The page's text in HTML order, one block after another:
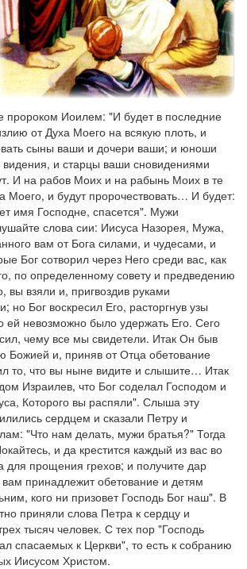
пророком Иоилем: "И будет в последние
от Духа Моего на всякую плоть, и
сыны ваши и дочери ваши; и юноши
видения, и старцы ваши сновидениями
И на рабов Моих и на рабынь Моих в те
Моего, и будут пророчествовать… И будет:
имя Господне, спасется". Мужи
слова сии: Иисуса Назорея, Мужа,
вам от Бога силами, и чудесами, и
Бог сотворил через Него среди вас, как
по определенному совету и предведению
вы взяли и, пригвоздив руками
но Бог воскресил Его, расторгнув узы
ей невозможно было удержать Его. Сего
чему все мы свидетели. Итак Он быв
Божией и, приняв от Отца обетование
то, что вы ныне видите и слышите… Итак
Израилев, что Бог соделал Господом и
Которого вы распяли". Слыша эту
сердцем и сказали Петру и
"Что нам делать, мужи братья?" Тогда
и да крестится каждый из вас во
для прощения грехов; и получите дар
принадлежит обетование и детям
кого ни призовет Господь Бог наш". В
приняли слова Петра к сердцу и
тысяч человек. С тех пор "Господь
спасаемых к Церкви", то есть к собранию
Иисусом Христом.